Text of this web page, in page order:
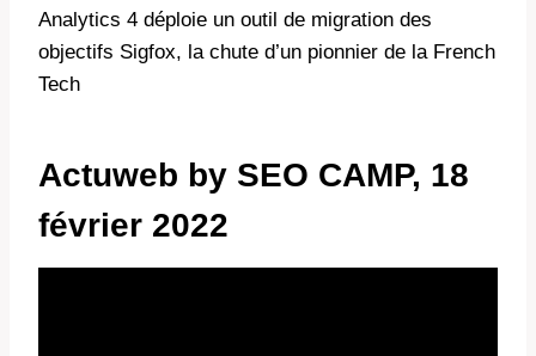
Analytics 4 déploie un outil de migration des
objectifs Sigfox, la chute d’un pionnier de la French
Tech
Actuweb by SEO CAMP, 18
février 2022